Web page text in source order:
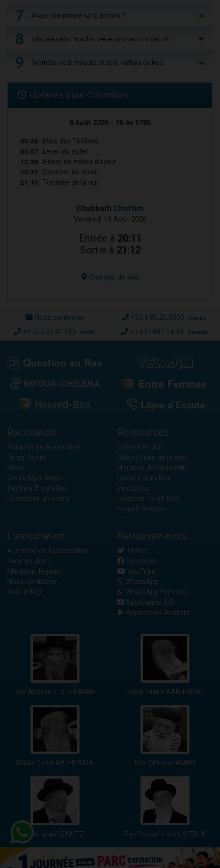
7 Avaler son propre sang, permis ?
8 Résumé de la Paracha Réé en animation Vidéo IA
9 Synthèse de la Paracha et de la Haftara de Reé
Horaires pour Columbus
8 Août 2026 - 25 Av 5786
05:38 Mise des Téfilines
06:37 Lever du soleil
13:38 Heure de milieu du jour
20:37 Coucher du soleil
21:19 Tombée de la nuit
Chabbath Choftim
Vendredi 14 Août 2026
Entrée à 20:11
Sortie à 21:12
Changer de ville
Nous contacter +33.1.80.20.5000 France
+972.2.37.41.515 Israël +1.437.887.14.93 Canada
Raccourcis
Paracha de la semaine
Fêtes Juives
News
Cours Mp3-Vidéo
Yéchiva Torah-Box
Dédicacer un cours
Ressources
Calendrier Juif
Sidour (livre de prière)
Horaires de Chabbath
Livres Torah-Box
Inscription
Podcast Torah-Box
English Version
L'association
A propos de l'association
Faire un don !
Mentions légales
Nous contacter
Aide (FAQ)
Retrouvez-nous...
Twitter
Facebook
YouTube
WhatsApp
WhatsApp Femmes
Application iOS
Application Android
Rav Aharon L. STEINMAN Rabbi 'Haïm KANIEWSKI
Rabbi David ABI'HSSIRA Rav Chlomo AMAR
Rav Israël GANTZ Rav Yossef-Haïm SITRUK